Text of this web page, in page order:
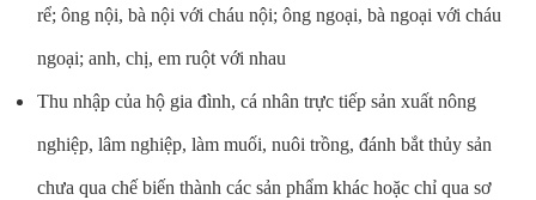
rể; ông nội, bà nội với cháu nội; ông ngoại, bà ngoại với cháu
ngoại; anh, chị, em ruột với nhau
Thu nhập của hộ gia đình, cá nhân trực tiếp sản xuất nông
nghiệp, lâm nghiệp, làm muối, nuôi trồng, đánh bắt thủy sản
chưa qua chế biến thành các sản phẩm khác hoặc chỉ qua sơ